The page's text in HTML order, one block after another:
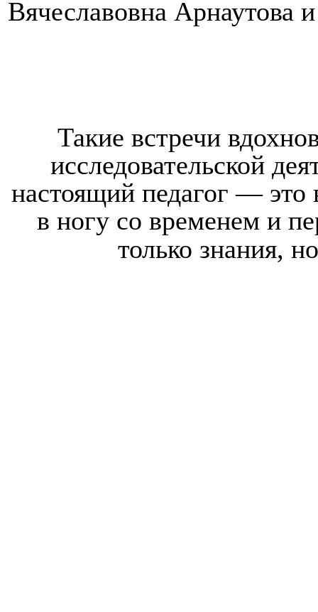
Вячеславовна Арнаутова
Такие встречи
исследовательской
настоящий педагог —
в ногу со временем и
только знания,